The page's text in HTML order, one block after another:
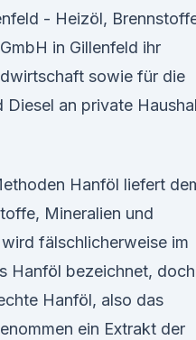
- Heizöl,
in Gillenfeld ihr
sowie für die
an private
Hanföl liefert
Mineralien und
fälschlicherweise im
Hanföl bezeichnet, doch
Hanföl, also das
ein Extrakt der